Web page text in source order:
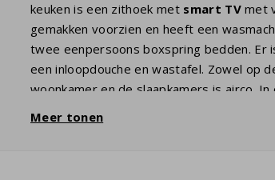
keuken is een zithoek met smart TVmet
gemakken voorzien en heeft een
twee eenpersoons boxspring bedden. Er
een inloopdouche en wastafel. Zowel op
woonkamer en de slaapkamers is airco.
Meer tonen